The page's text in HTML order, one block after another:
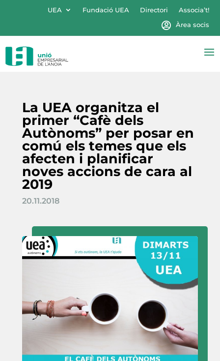
UEA Fundació UEA Directori
Associa’t!
Àrea socis
La UEA organitza el
primer “Cafè dels
Autònoms” per posar en
comú els temes que els
afecten i planificar
noves accions de cara al
2019
20.11.2018